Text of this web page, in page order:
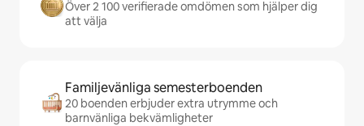
Över 2 100 verifierade omdömen som hjälper dig
att välja
Familjevänliga semesterboenden
20 boenden erbjuder extra utrymme och
barnvänliga bekvämligheter